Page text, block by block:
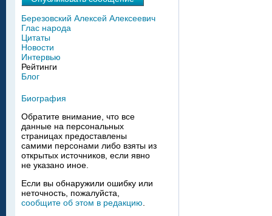
Березовский Алексей Алексеевич
Глас народа
Цитаты
Новости
Интервью
Рейтинги
Блог
Биография
Обратите внимание, что все
данные на персональных
страницах предоставлены
самими персонами либо взяты из
открытых источников, если явно
не указано иное.
Если вы обнаружили ошибку или
неточность, пожалуйста,
сообщите об этом в редакцию